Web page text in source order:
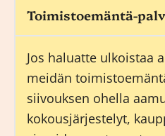
Toimistoemäntä-
Jos haluatte ulkoistaa
meidän
siivouksen ohella
kokousjärjestelyt,